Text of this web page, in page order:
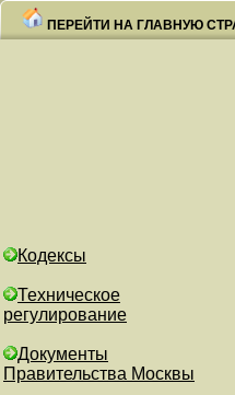
ПЕРЕЙТИ НА ГЛАВНУЮ
Кодексы
Техническое
регулирование
Документы
Правительства Москвы